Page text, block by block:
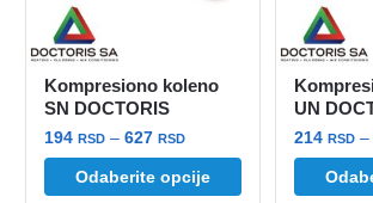
izabrane
na
proizvoda.
izabrane
na
Kompresiono koleno
SN DOCTORIS
194RSD – 627RSDRaspon
cena:
od
Odaberite opcije
Ovaj
UN
214RSD –
Ovaj